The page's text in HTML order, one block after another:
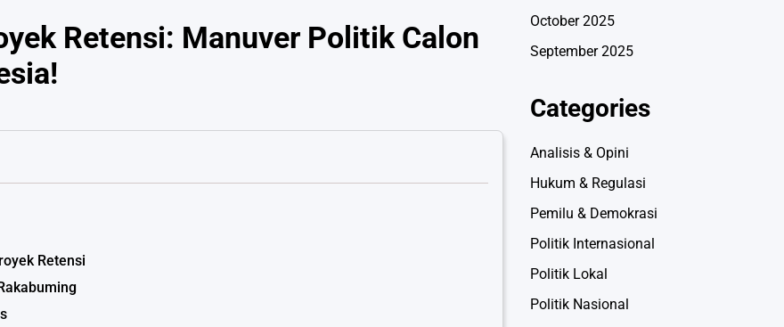
Retensi: Manuver Politik Calon
Retensi
October 2025
September 2025
Categories
Analisis & Opini
Hukum & Regulasi
Pemilu & Demokrasi
Politik Internasional
Politik Lokal
Politik Nasional